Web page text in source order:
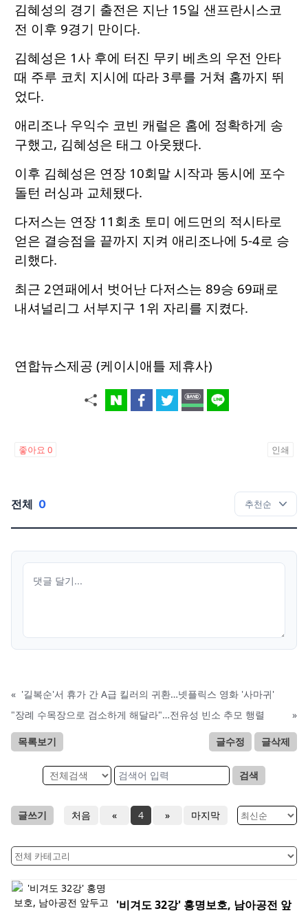
김혜성의 경기 출전은 지난 15일 샌프란시스코
전 이후 9경기 만이다.
김혜성은 1사 후에 터진 무키 베츠의 우전 안타
때 주루 코치 지시에 따라 3루를 거쳐 홈까지 뛰
었다.
애리조나 우익수 코빈 캐럴은 홈에 정확하게 송
구했고, 김혜성은 태그 아웃됐다.
이후 김혜성은 연장 10회말 시작과 동시에 포수
돌턴 러싱과 교체됐다.
다저스는 연장 11회초 토미 에드먼의 적시타로
얻은 결승점을 끝까지 지켜 애리조나에 5-4로 승
리했다.
최근 2연패에서 벗어난 다저스는 89승 69패로
내셔널리그 서부지구 1위 자리를 지켰다.
연합뉴스제공 (케이시애틀 제휴사)
좋아요 0 인쇄
전체 0
« '길복순'서 휴가 간 A급 킬러의 귀환…넷플릭스 영화 '사마귀'
"장례 수목장으로 검소하게 해달라"…전유성 빈소 추모 행렬
»
목록보기 글수정 글삭제
검색
글쓰기 처음 « 4 » 마지막
'비겨도 32강' 홍명보호, 남아공전 앞